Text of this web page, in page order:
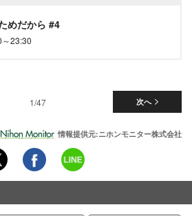
めだから #4
23:30
次へ
1/47
情報提供元:ニホンモニター株式会社